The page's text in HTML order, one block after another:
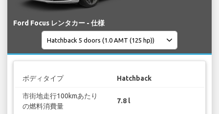
Ford Focus レンタカー - 仕様
ボディタイプ Hatchback
市街地走行100kmあたり
の燃料消費量
7.8 l